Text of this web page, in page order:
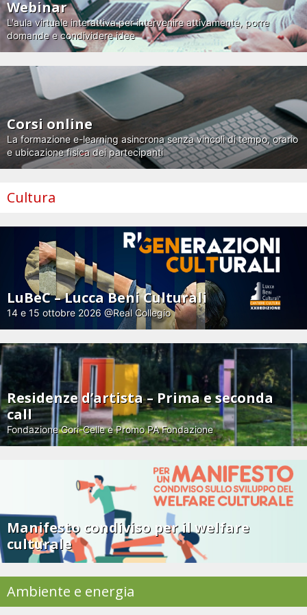
Webinar
L'aula virtuale interattiva per intervenire attivamente, porre
domande e condividere idee
Corsi online
La formazione e-learning asincrona senza vincoli di tempo, orario
e ubicazione fisica dei partecipanti
Cultura
LuBeC – Lucca Beni Culturali
14 e 15 ottobre 2026 @Real Collegio
Residenze d’artista – Prima e seconda
call
Fondazione Gori-Celle e Promo PA Fondazione
Manifesto condiviso per il welfare
culturale
Ambiente e energia